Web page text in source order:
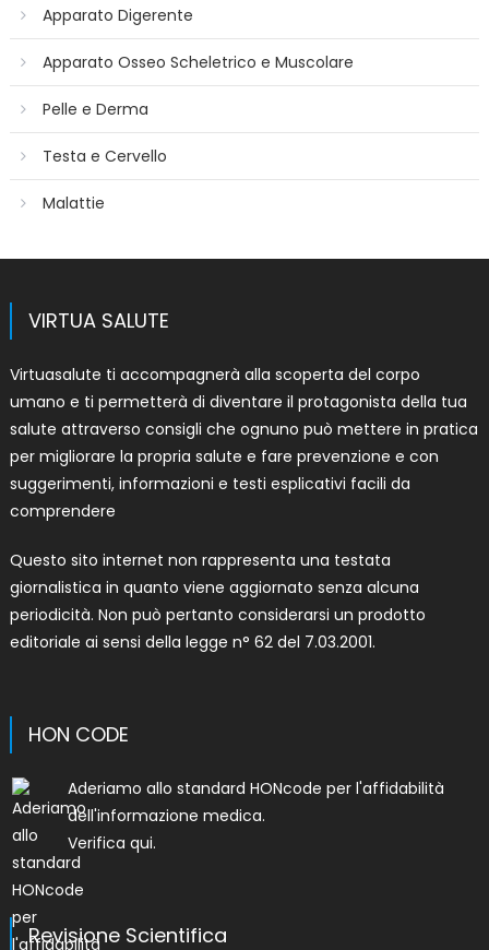
Apparato Digerente
Apparato Osseo Scheletrico e Muscolare
Pelle e Derma
Testa e Cervello
Malattie
VIRTUA SALUTE
Virtuasalute ti accompagnerà alla scoperta del corpo
umano e ti permetterà di diventare il protagonista della tua
salute attraverso consigli che ognuno può mettere in pratica
per migliorare la propria salute e fare prevenzione e con
suggerimenti, informazioni e testi esplicativi facili da
comprendere
Questo sito internet non rappresenta una testata
giornalistica in quanto viene aggiornato senza alcuna
periodicità. Non può pertanto considerarsi un prodotto
editoriale ai sensi della legge n° 62 del 7.03.2001.
HON CODE
Aderiamo allo standard HONcode per l'affidabilità
dell'informazione medica.
Verifica qui.
Revisione Scientifica